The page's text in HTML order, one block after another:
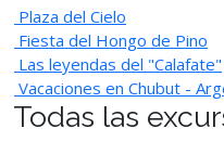
Plaza del Cielo
Fiesta del Hongo de Pino
Las leyendas del "Calafate"
Vacaciones en Chubut -
Todas las